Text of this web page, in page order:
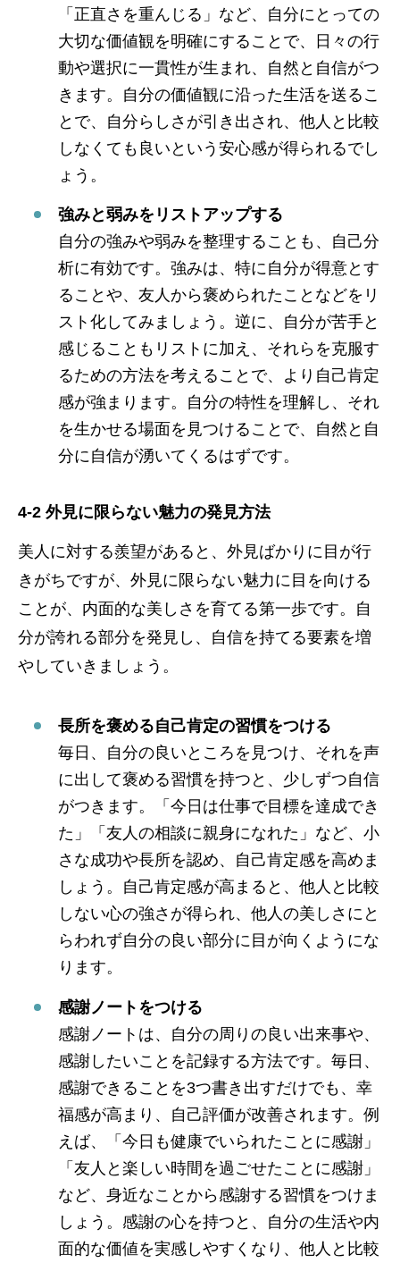
「正直さを重んじる」など、自分にとっての
大切な価値観を明確にすることで、日々の行
動や選択に一貫性が生まれ、自然と自信がつ
きます。自分の価値観に沿った生活を送るこ
とで、自分らしさが引き出され、他人と比較
しなくても良いという安心感が得られるでし
ょう。
強みと弱みをリストアップする
自分の強みや弱みを整理することも、自己分
析に有効です。強みは、特に自分が得意とす
ることや、友人から褒められたことなどをリ
スト化してみましょう。逆に、自分が苦手と
感じることもリストに加え、それらを克服す
るための方法を考えることで、より自己肯定
感が強まります。自分の特性を理解し、それ
を生かせる場面を見つけることで、自然と自
分に自信が湧いてくるはずです。
4-2 外見に限らない魅力の発見方法
美人に対する羨望があると、外見ばかりに目が行
きがちですが、外見に限らない魅力に目を向ける
ことが、内面的な美しさを育てる第一歩です。自
分が誇れる部分を発見し、自信を持てる要素を増
やしていきましょう。
長所を褒める自己肯定の習慣をつける
毎日、自分の良いところを見つけ、それを声
に出して褒める習慣を持つと、少しずつ自信
がつきます。「今日は仕事で目標を達成でき
た」「友人の相談に親身になれた」など、小
さな成功や長所を認め、自己肯定感を高めま
しょう。自己肯定感が高まると、他人と比較
しない心の強さが得られ、他人の美しさにと
らわれず自分の良い部分に目が向くようにな
ります。
感謝ノートをつける
感謝ノートは、自分の周りの良い出来事や、
感謝したいことを記録する方法です。毎日、
感謝できることを3つ書き出すだけでも、幸
福感が高まり、自己評価が改善されます。例
えば、「今日も健康でいられたことに感謝」
「友人と楽しい時間を過ごせたことに感謝」
など、身近なことから感謝する習慣をつけま
しょう。感謝の心を持つと、自分の生活や内
面的な価値を実感しやすくなり、他人と比較